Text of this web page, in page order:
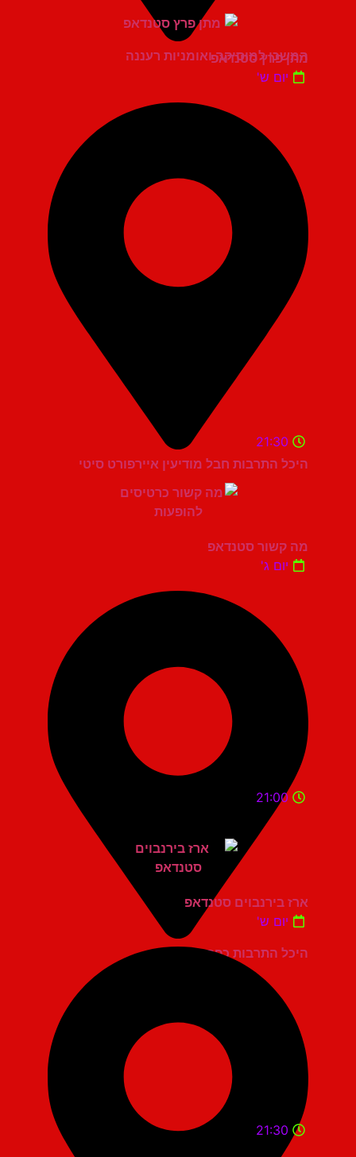
המשכן למוסיקה ואומניות רעננה
מתן פרץ סטנדאפ
יום ש'
היכל התרבות חבל מודיעין איירפורט סיטי
21:30
מה קשור סטנדאפ
יום ג'
היכל התרבות כפר סבא
21:00
ארז בירנבוים סטנדאפ
יום ש'
21:30